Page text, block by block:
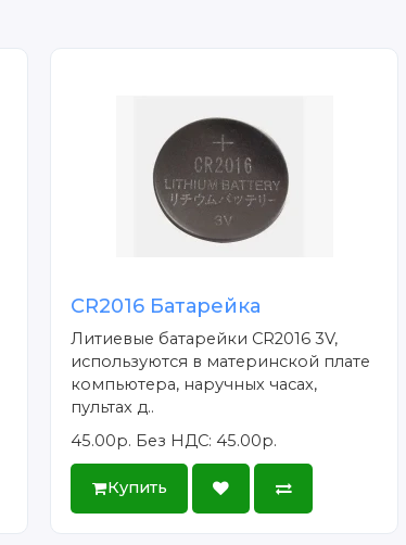
CR2016 Батарейка
Литиевые батарейки CR2016 3V,
используются в материнской плате
компьютера, наручных часах,
пультах д..
45.00р. Без НДС: 45.00р.
Купить